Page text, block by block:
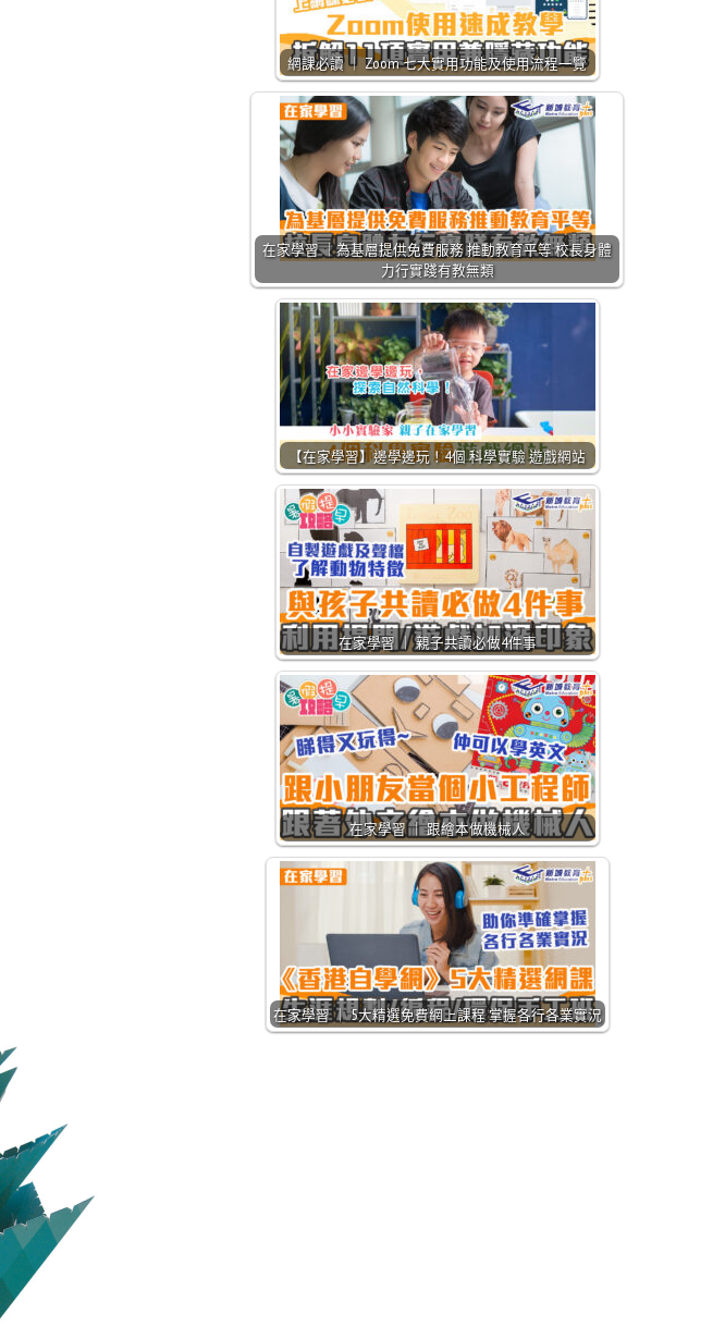
網課必讀 ｜ Zoom 七大實用功能及使用流程一覽
在家學習 ｜為基層提供免費服務 推動教育平等 校長身體
力行實踐有教無類
【在家學習】邊學邊玩！4個 科學實驗 遊戲網站
在家學習 ｜ 親子共讀必做4件事
在家學習 ｜ 跟繪本做機械人
在家學習 ｜ 5大精選免費網上課程 掌握各行各業實況